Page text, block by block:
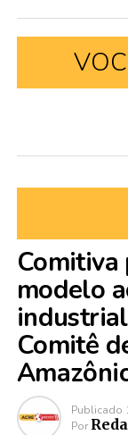
Comitiva
modelo
Comitê
Publicado
Por